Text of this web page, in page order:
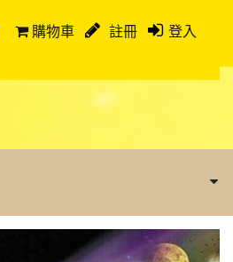
購物車 註冊 登入